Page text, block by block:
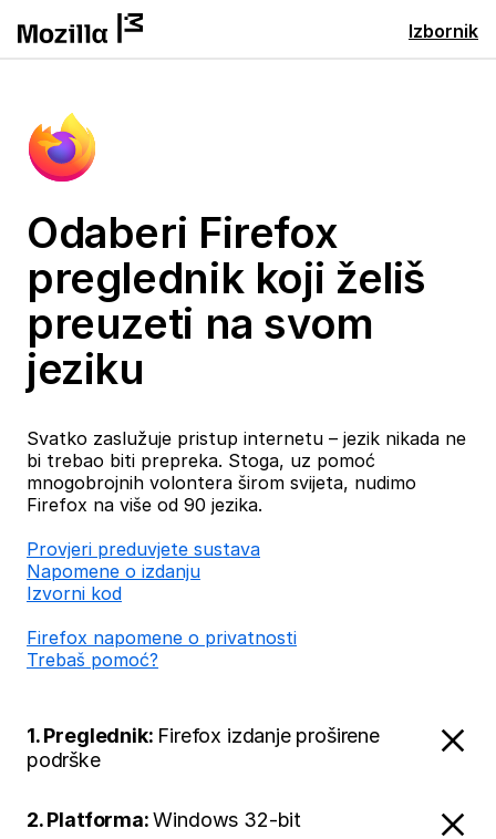
Izbornik
Odaberi Firefox
preglednik koji želiš
preuzeti na svom
jeziku
Svatko zaslužuje pristup internetu – jezik nikada ne
bi trebao biti prepreka. Stoga, uz pomoć
mnogobrojnih volontera širom svijeta, nudimo
Firefox na više od 90 jezika.
Provjeri preduvjete sustava
Napomene o izdanju
Izvorni kod
Firefox napomene o privatnosti
Trebaš pomoć?
1. Preglednik: Firefox izdanje proširene
podrške
2. Platforma:Windows 32-bit